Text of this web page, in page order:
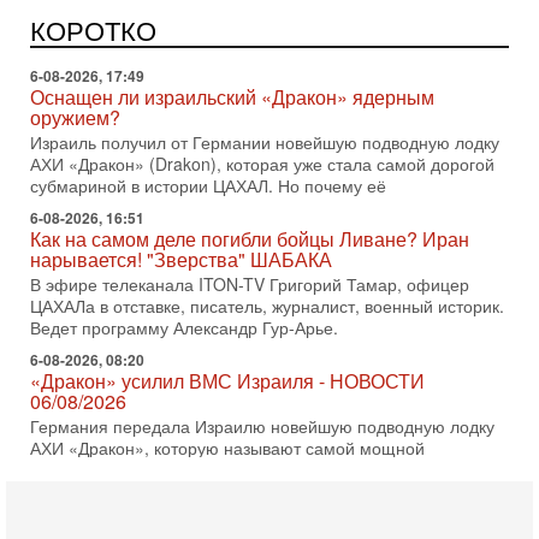
КОРОТКО
еврейский политический альянс? Что произойдет с
политическим раскладом сил, если арабский список
6-08-2026, 17:49
Оснащен ли израильский «Дракон» ядерным
оружием?
Израиль получил от Германии новейшую подводную лодку
АХИ «Дракон» (Drakon), которая уже стала самой дорогой
субмариной в истории ЦАХАЛ. Но почему её
6-08-2026, 16:51
Как на самом деле погибли бойцы Ливане? Иран
нарывается! "Зверства" ШАБАКА
В эфире телеканала ITON-TV Григорий Тамар, офицер
ЦАХАЛа в отставке, писатель, журналист, военный историк.
Ведет программу Александр Гур-Арье.
6-08-2026, 08:20
«Дракон» усилил ВМС Израиля - НОВОСТИ
06/08/2026
Германия передала Израилю новейшую подводную лодку
АХИ «Дракон», которую называют самой мощной